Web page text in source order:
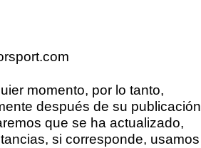
momento, por lo tanto,
después de su publicación
que se ha actualizado,
si corresponde, usamos